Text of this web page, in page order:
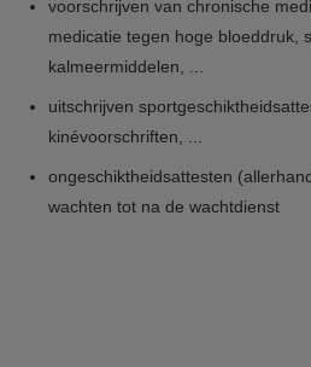
voorschrijven van chronische
medicatie tegen hoge bloeddruk,
kalmeermiddelen, ...
uitschrijven
kinévoorschriften, ...
ongeschiktheidsattesten
wachten tot na de wachtdienst